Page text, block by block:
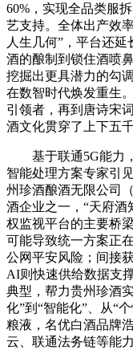
60%，实现全品类服
艺支持。全体出产效
人生几何”，平台还
酒的酿制到锁住酒喷
挖掘出更具潜力的勾
在数智时代焕发重生
引领者，再到唐诗宋
酒文化贯穿了上下五
基于联通5G能力，
智能处理方案专家引
州珍酒酿酒无限公司
酒企业之一，“天府酒
权监视平台的主要桥
可能导致统一方案正
公网平安风险；间接
AI则快速供给数据支
典型，帮力贵州珍酒
化”到“智能化”、从“
粮液，名优白酒品牌
云、联通法务链等能